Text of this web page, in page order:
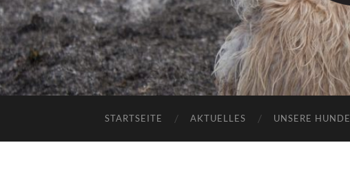
STARTSEITE AKTUELLES UNSERE HUNDE